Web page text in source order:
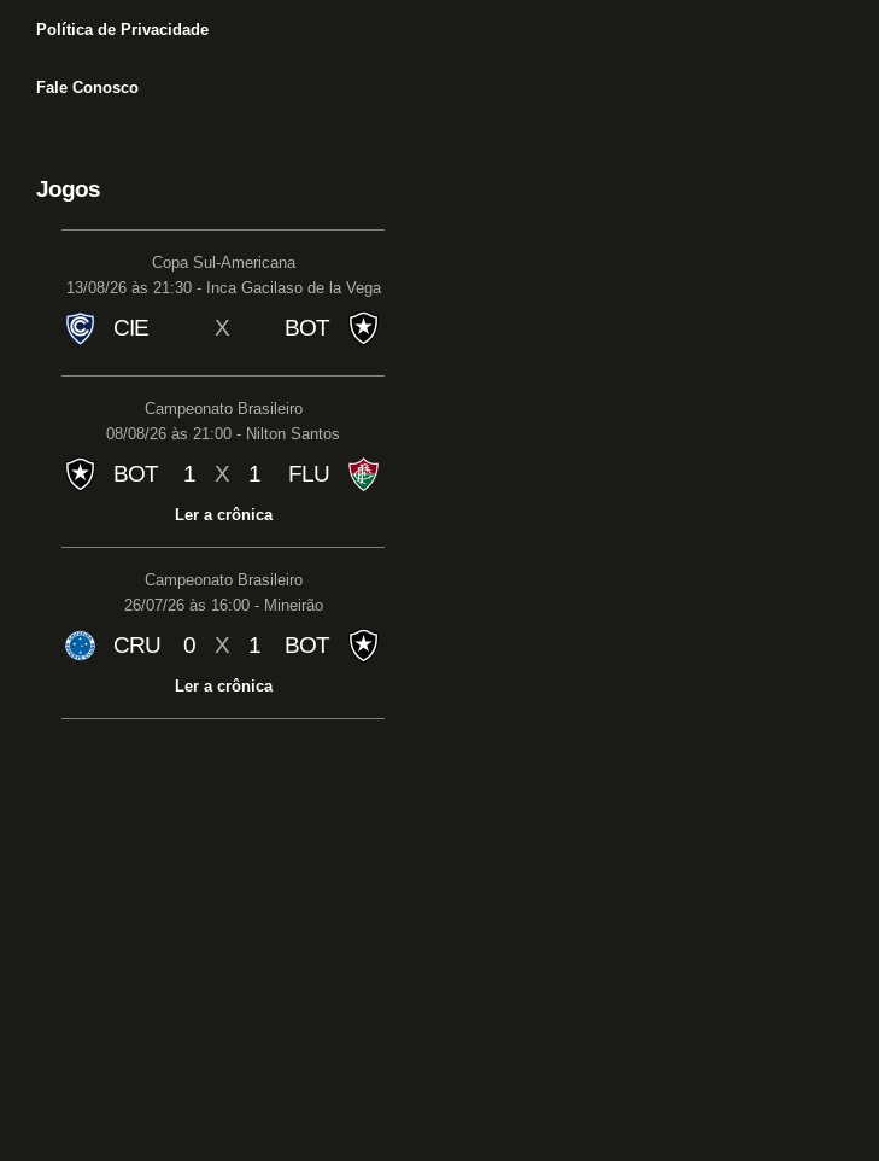
Política de Privacidade
Fale Conosco
Jogos
Copa Sul-Americana
13/08/26 às 21:30 - Inca Gacilaso de la Vega
CIE X BOT
Campeonato Brasileiro
08/08/26 às 21:00 - Nilton Santos
BOT 1 X 1 FLU
Ler a crônica
Campeonato Brasileiro
26/07/26 às 16:00 - Mineirão
CRU 0 X 1 BOT
Ler a crônica